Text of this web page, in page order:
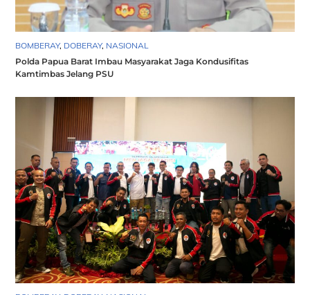
BOMBERAY, DOBERAY, NASIONAL
Polda Papua Barat Imbau Masyarakat Jaga Kondusifitas
Kamtimbas Jelang PSU